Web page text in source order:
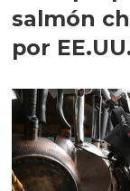
salmón
por